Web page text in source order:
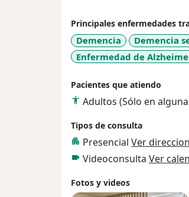
Principales enfermedades
Demencia Demencia
Enfermedad de
Pacientes que atiendo
Adultos (Sólo en
Tipos de consulta
Presencial Ver
Videoconsulta Ver
Fotos y videos